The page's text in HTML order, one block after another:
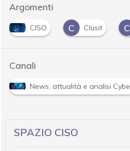
Argomenti
C Clusit C Cyber security
Canali
Cyber sicurezza e privacy
SPAZIO CISO